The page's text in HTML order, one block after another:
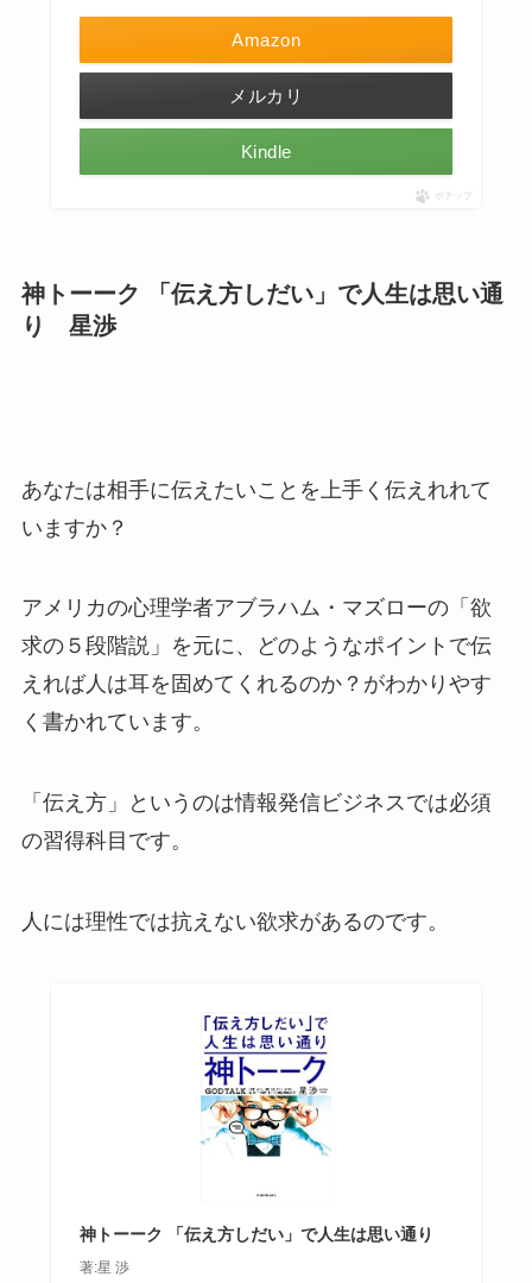
Amazon
メルカリ
Kindle
ポチップ
神トーーク 「伝え方しだい」で人生は思い通
り 星渉
あなたは相手に伝えたいことを上手く伝えれれて
いますか？
アメリカの心理学者アブラハム・マズローの「欲
求の５段階説」を元に、
どのようなポイントで伝
えれば人は耳を固めてくれるのか？ がわかりやす
く書かれています。
「伝え方」というのは情報発信ビジネスでは必須
の習得科目です。
人には理性では抗えない欲求があるのです。
神トーーク 「伝え方しだい」で人生は思い通り
著:星 渉